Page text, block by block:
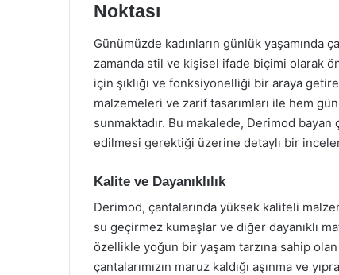
Noktası
Günümüzde kadınların günlük yaşamında
zamanda stil ve kişisel ifade biçimi olarak
için şıklığı ve fonksiyonelliği bir araya
malzemeleri ve zarif tasarımları ile hem
sunmaktadır. Bu makalede, Derimod bayan
edilmesi gerektiği üzerine detaylı bir
Kalite ve Dayanıklılık
Derimod, çantalarında yüksek kaliteli
su geçirmez kumaşlar ve diğer dayanıklı
özellikle yoğun bir yaşam tarzına sahip
çantalarımızın maruz kaldığı aşınma ve